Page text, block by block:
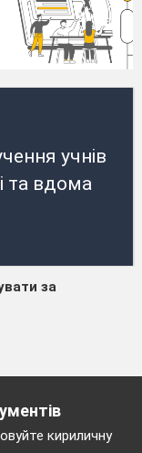
учнів
та вдома
за
кириличну